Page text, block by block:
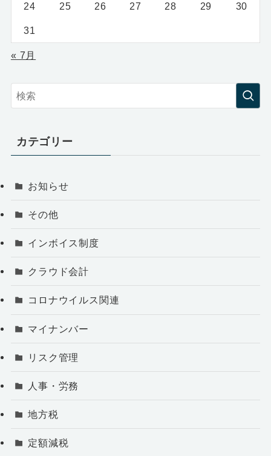
24 25 26 27 28 29 30
31
« 7月
カテゴリー
お知らせ
その他
インボイス制度
クラウド会計
コロナウイルス関連
マイナンバー
リスク管理
人事・労務
地方税
定額減税